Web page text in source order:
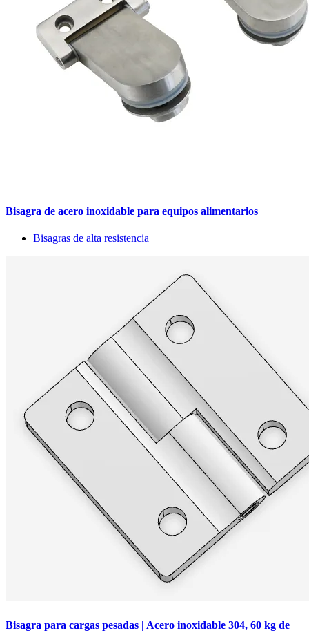
Bisagra de acero inoxidable para equipos alimentarios
Bisagras de alta resistencia
Bisagra para cargas pesadas | Acero inoxidable 304, 60 kg de